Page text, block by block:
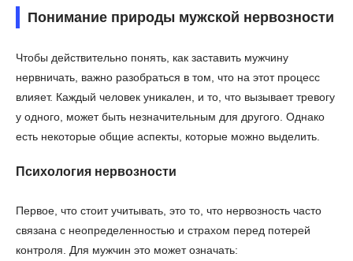
Понимание природы мужской нервозности
Чтобы действительно понять, как заставить мужчину
нервничать, важно разобраться в том, что на этот процесс
влияет. Каждый человек уникален, и то, что вызывает тревогу
у одного, может быть незначительным для другого. Однако
есть некоторые общие аспекты, которые можно выделить.
Психология нервозности
Первое, что стоит учитывать, это то, что нервозность часто
связана с неопределенностью и страхом перед потерей
контроля. Для мужчин это может означать: